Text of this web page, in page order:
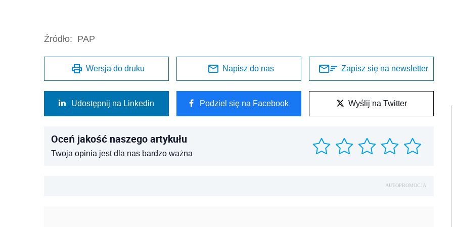
Źródło: PAP
Wersja do druku Napisz do nas Zapisz się na newsletter
Udostępnij na Linkedin Podziel się na Facebook Wyślij na Twitter
Oceń jakość naszego artykułu
Twoja opinia jest dla nas bardzo ważna
AUTOPROMOCJA